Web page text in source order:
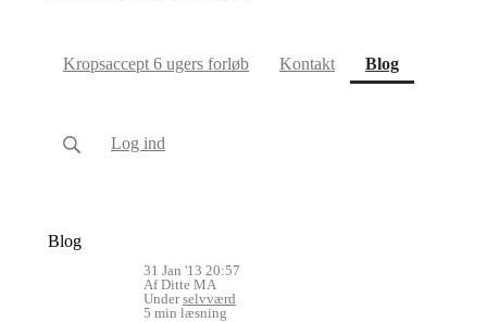
Kropsaccept 6 ugers forløb Kontakt Blog(current)
Log ind
Blog
31 Jan '13 20:57
Af Ditte MA
Underselvværd
5 min læsning